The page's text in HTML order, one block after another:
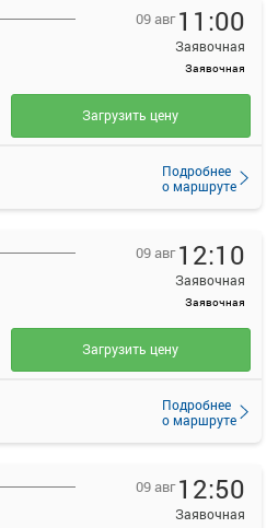
09 авг 11:00
Заявочная
Заявочная
Подробнее
о маршруте
Загрузить цену
09 авг 12:10
Заявочная
Заявочная
Подробнее
о маршруте
Загрузить цену
09 авг 12:50
Заявочная